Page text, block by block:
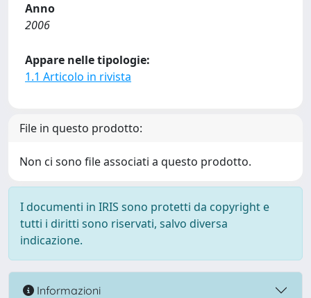
Anno
2006
Appare nelle tipologie:
1.1 Articolo in rivista
File in questo prodotto:
Non ci sono file associati a questo prodotto.
I documenti in IRIS sono protetti da copyright e
tutti i diritti sono riservati, salvo diversa
indicazione.
Informazioni